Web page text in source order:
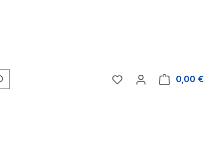
Du hast 0 Produkte auf
0,00 €